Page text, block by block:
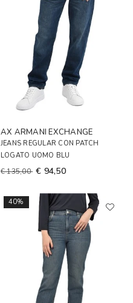
AX ARMANI EXCHANGE
JEANS REGULAR CON PATCH
LOGATO UOMO BLU
€ 135,00 € 94,50
40%